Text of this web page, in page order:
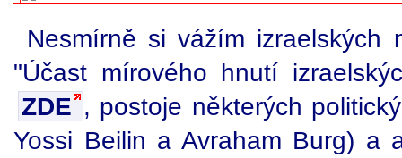
Nesmírně si vážím izraelských
"Účast mírového hnutí
ZDE , postoje některých
Yossi Beilin a Avraham Burg) a